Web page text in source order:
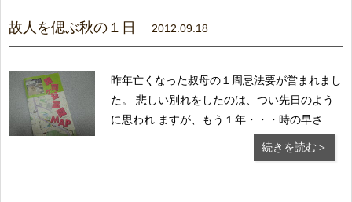
故人を偲ぶ秋の１日 2012.09.18
昨年亡くなった叔母の１周忌法要が営まれまし
た。 悲しい別れをしたのは、つい先日のよう
に思われ ますが、もう１年・・・時の早さに
驚きます。 優しかった叔母を偲び墓前で手を
合わせました。 ところで、叔母の眠るここ雑
続きを読む＞